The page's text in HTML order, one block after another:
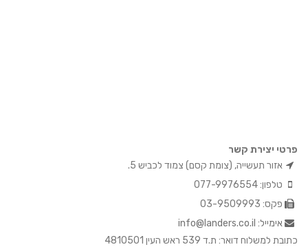
פרטי יצירת קשר
אזור תעשייה, (צומת קסם) צמוד לכביש 5.
טלפון: 077-9976554
פקס: 03-9509993
אימייל: info@landers.co.il
כתובת למשלוח דואר: ת.ד 539 ראש העין 4810501